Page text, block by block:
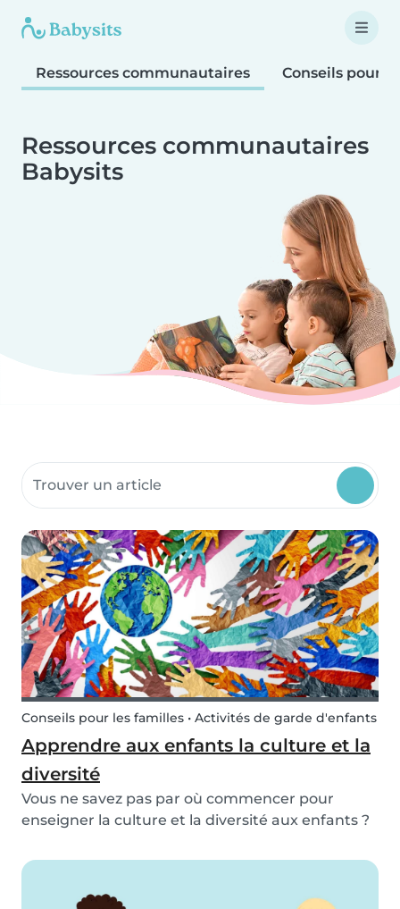
Ressources communautaires Conseils pour
Ressources communautaires
Babysits
Rechercher dans les ressources communautaires
Conseils pour les familles • Activités de garde d'enfants
Apprendre aux enfants la culture et la
diversité
Vous ne savez pas par où commencer pour
enseigner la culture et la diversité aux enfants ?
d'initier votre enfant à la diversité !